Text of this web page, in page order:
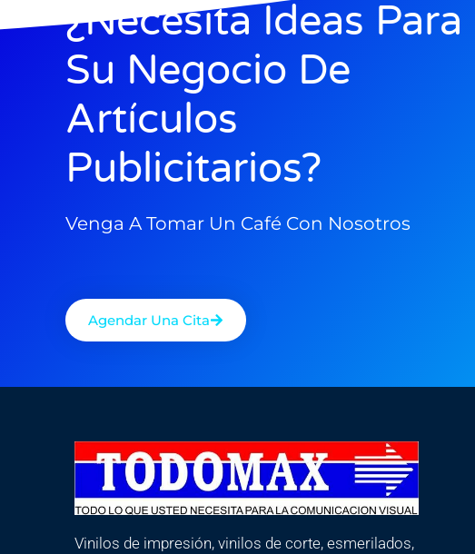
¿Necesita Ideas Para
Su Negocio De
Artículos
Publicitarios?
Venga A Tomar Un Café Con Nosotros
Agendar Una Cita
Vinilos de impresión, vinilos de corte, esmerilados,